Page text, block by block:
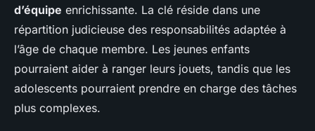
d’équipe enrichissante. La clé réside dans une
répartition judicieuse des responsabilités adaptée à
l’âge de chaque membre. Les jeunes enfants
pourraient aider à ranger leurs jouets, tandis que les
adolescents pourraient prendre en charge des tâches
plus complexes.